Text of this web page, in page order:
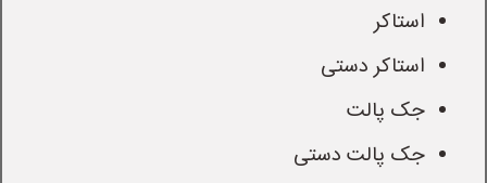
استاکر
استاکر دستی
جک پالت
جک پالت دستی